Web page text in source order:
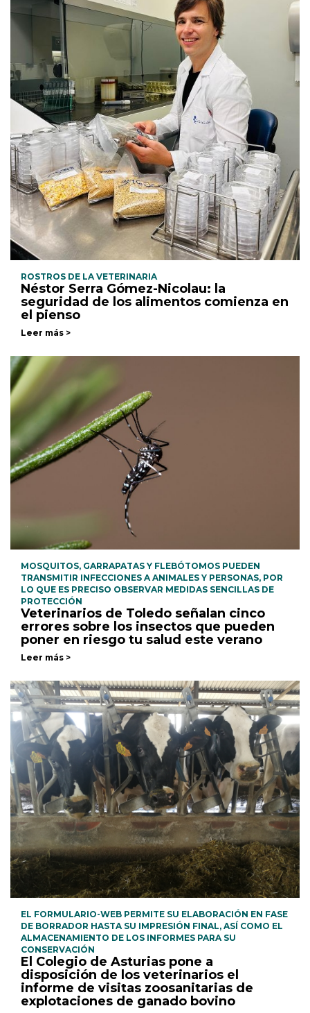
ROSTROS DE LA VETERINARIA
Néstor Serra Gómez-Nicolau: la
seguridad de los alimentos comienza en
el pienso
Leer más >
MOSQUITOS, GARRAPATAS Y FLEBÓTOMOS PUEDEN
TRANSMITIR INFECCIONES A ANIMALES Y PERSONAS, POR
LO QUE ES PRECISO OBSERVAR MEDIDAS SENCILLAS DE
PROTECCIÓN
Veterinarios de Toledo señalan cinco
errores sobre los insectos que pueden
poner en riesgo tu salud este verano
Leer más >
EL FORMULARIO-WEB PERMITE SU ELABORACIÓN EN FASE
DE BORRADOR HASTA SU IMPRESIÓN FINAL, ASÍ COMO EL
ALMACENAMIENTO DE LOS INFORMES PARA SU
CONSERVACIÓN
El Colegio de Asturias pone a
disposición de los veterinarios el
informe de visitas zoosanitarias de
explotaciones de ganado bovino